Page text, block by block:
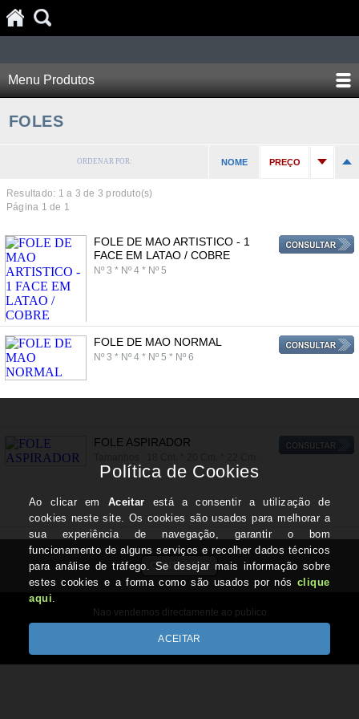
Menu Produtos
FOLES
ORDENAR POR: NOME PREÇO
Resultado: 1 a 3 de 3 produto(s)
Página 1 de 1
FOLE DE MAO ARTISTICO - 1
FACE EM LATAO / COBRE
Nº 3 * Nº 4 * Nº 5
FOLE DE MAO NORMAL
Nº 3 * Nº 4 * Nº 5 * Nº 6
FOLE ASPIRADOR
CONTACTOS
Nao vendemos directamente ao publico
Desenvolvido por Optimeios